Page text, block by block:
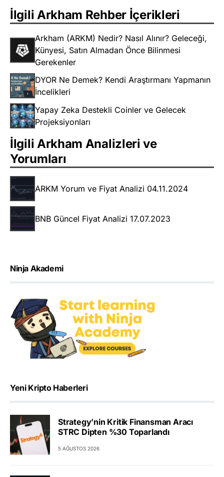
İlgili Arkham Rehber İçerikleri
Arkham (ARKM) Nedir? Nasıl Alınır? Geleceği,
Künyesi, Satın Almadan Önce Bilinmesi
Gerekenler
DYOR Ne Demek? Kendi Araştırmanı Yapmanın
İncelikleri
Yapay Zeka Destekli Coinler ve Gelecek
Projeksiyonları
İlgili Arkham Analizleri ve
Yorumları
ARKM Yorum ve Fiyat Analizi 04.11.2024
BNB Güncel Fiyat Analizi 17.07.2023
Ninja Akademi
Yeni Kripto Haberleri
Strategy’nin Kritik Finansman Aracı
STRC Dipten %30 Toparlandı
5 AĞUSTOS 2026